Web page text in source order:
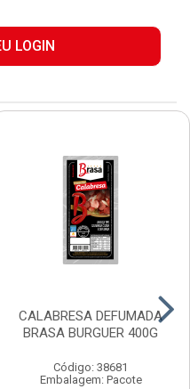
LOGIN
CALABRESA DEFUMADA
BRASA BURGUER 400G
Código: 38681
Embalagem: Pacote